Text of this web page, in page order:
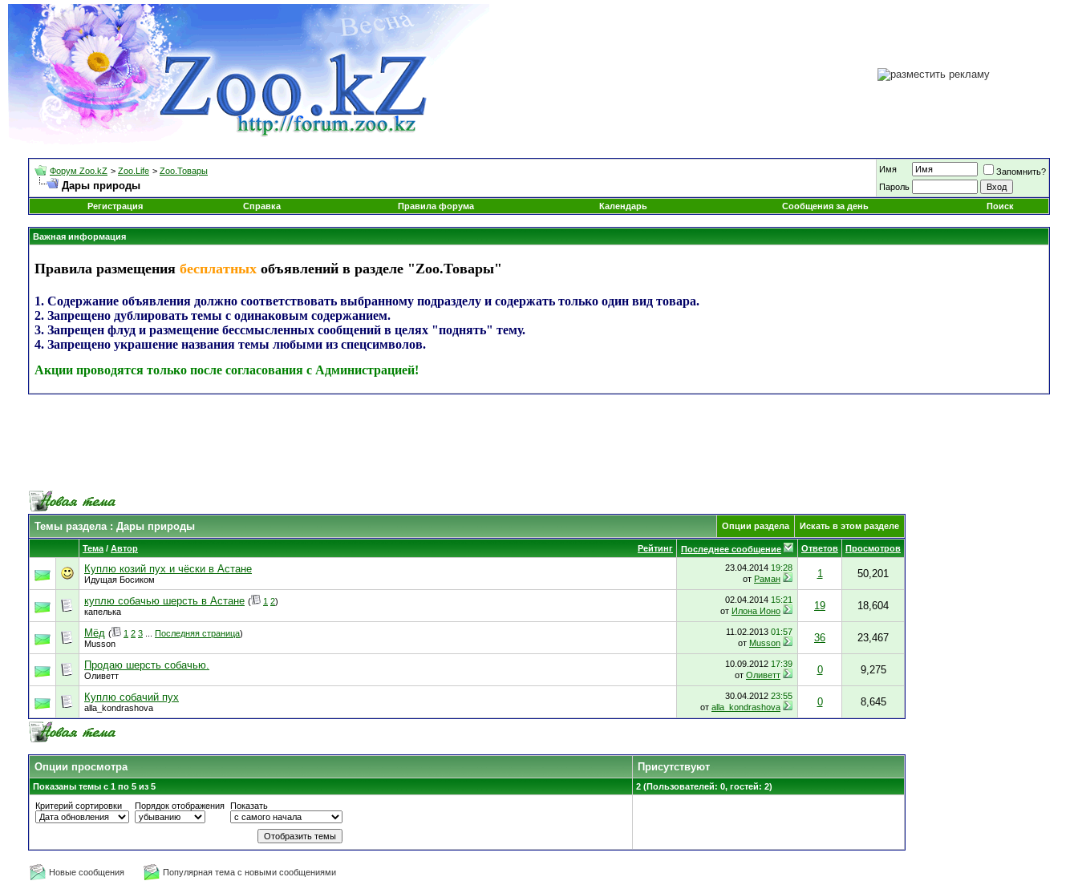
Форум Zoo.kZ > Zoo.Life > Zoo.Товары
Дары природы
Имя
Запомнить?
Пароль
Регистрация
Справка Правила форума Календарь Сообщения за день Поиск
Важная информация
Правила размещения бесплатных объявлений в разделе "Zoo.Товары"
1. Содержание объявления должно соответствовать выбранному подразделу и содержать только один вид товара.
2. Запрещено дублировать темы с одинаковым содержанием.
3. Запрещен флуд и размещение бессмысленных сообщений в целях "поднять" тему.
4. Запрещено украшение названия темы любыми из спецсимволов.
Акции проводятся только после согласования с Администрацией!
Темы раздела: Дары природы Опции раздела Искать в этом разделе
Рейтинг
Тема / Автор Последнее сообщение Ответов Просмотров
Куплю козий пух и чёски в Астане
Идущая Босиком
23.04.2014 19:28
от Раман 1 50,201
куплю собачью шерсть в Астане ( 1 2)
капелька
02.04.2014 15:21
от Илона Ионо 19 18,604
Мёд ( 1 2 3 Последняя страница)
Musson
11.02.2013 01:57
от Musson 36 23,467
Продаю шерсть собачью.
Оливетт
10.09.2012 17:39
от Оливетт 0 9,275
Куплю собачий пух
alla_kondrashova
30.04.2012 23:55
от alla_kondrashova 0 8,645
Опции просмотра Присутствуют
Показаны темы с 1 по 5 из 5
2 (Пользователей: 0, гостей: 2)
Критерий сортировки
Порядок отображения Показать
Новые сообщения
Популярная тема с новыми сообщениями